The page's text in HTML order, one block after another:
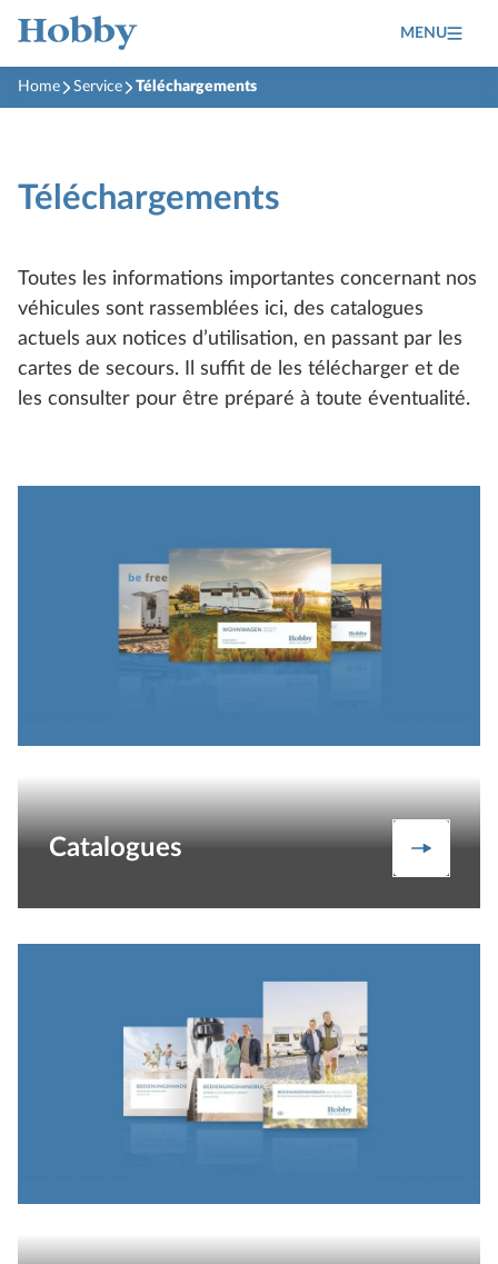
MENU
Home Service Téléchargements
Téléchargements
Toutes les informations importantes concernant nos
véhicules sont rassemblées ici, des catalogues
actuels aux notices d’utilisation, en passant par les
cartes de secours. Il suffit de les télécharger et de
les consulter pour être préparé à toute éventualité.
Catalogues